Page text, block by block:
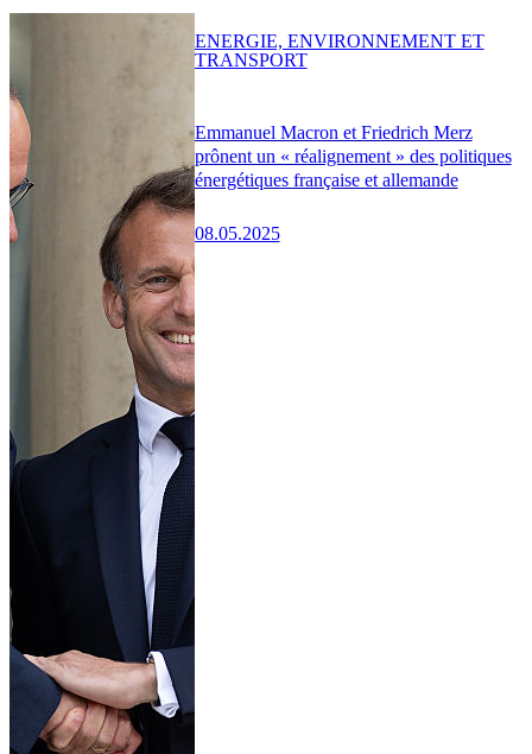
Emmanuel Macron et Friedrich Merz
prônent un « réalignement » des politiques
énergétiques française et allemande
08.05.2025
ENERGIE, ENVIRONNEMENT ET
TRANSPORT